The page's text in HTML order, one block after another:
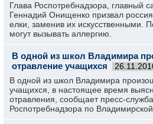
Глава Роспотребнадзора, главный
Геннадий Онищенко призвал
елки, заменив их искусственными.
могут вызывать аллергию.
В одной из школ Владимира
отравление учащихся
В одной из школ Владимира
учащихся, в настоящее время
отравления, сообщает пресс-
Роспотребнадзора по Владимирской